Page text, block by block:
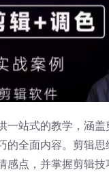
一站式的教学，涵
的全面内容。剪辑
感点，并掌握剪辑